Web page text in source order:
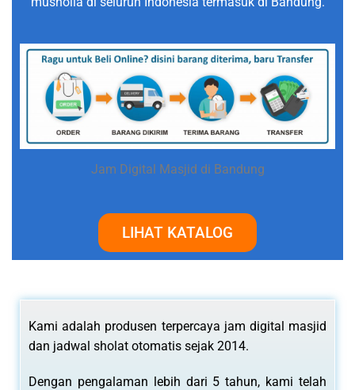
Jam Digital Masjid di Bandung
LIHAT KATALOG
Kami adalah produsen terpercaya jam digital masjid
dan jadwal sholat otomatis sejak 2014.
Dengan pengalaman lebih dari 5 tahun, kami telah